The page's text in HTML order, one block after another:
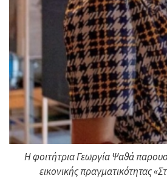
Η φοιτήτρια Γεωργία Ψαθά
εικονικής πραγματικότητας